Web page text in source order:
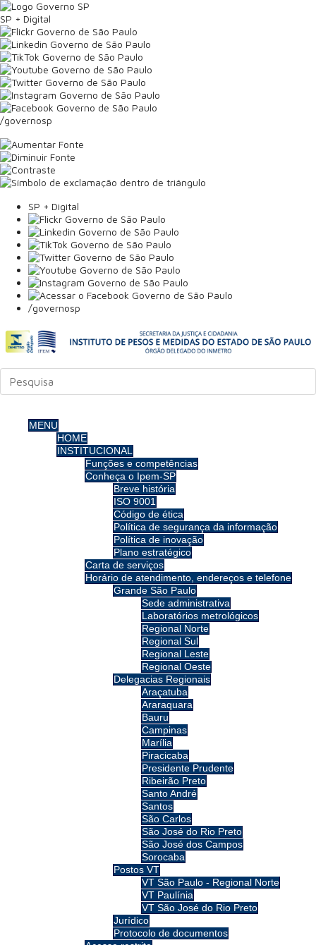
SP + Digital
/governosp
SP + Digital
/governosp
MENU
HOME
INSTITUCIONAL
Funções e competências
Conheça o Ipem-SP
Breve história
ISO 9001
Código de ética
Política de segurança da informação
Política de inovação
Plano estratégico
Carta de serviços
Horário de atendimento, endereços e telefone
Grande São Paulo
Sede administrativa
Laboratórios metrológicos
Regional Norte
Regional Sul
Regional Leste
Regional Oeste
Delegacias Regionais
Araçatuba
Araraquara
Bauru
Campinas
Marília
Piracicaba
Presidente Prudente
Ribeirão Preto
Santo André
Santos
São Carlos
São José do Rio Preto
São José dos Campos
Sorocaba
Postos VT
VT São Paulo - Regional Norte
VT Paulínia
VT São José do Rio Preto
Jurídico
Protocolo de documentos